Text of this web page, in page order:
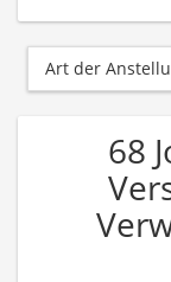
Art der
68